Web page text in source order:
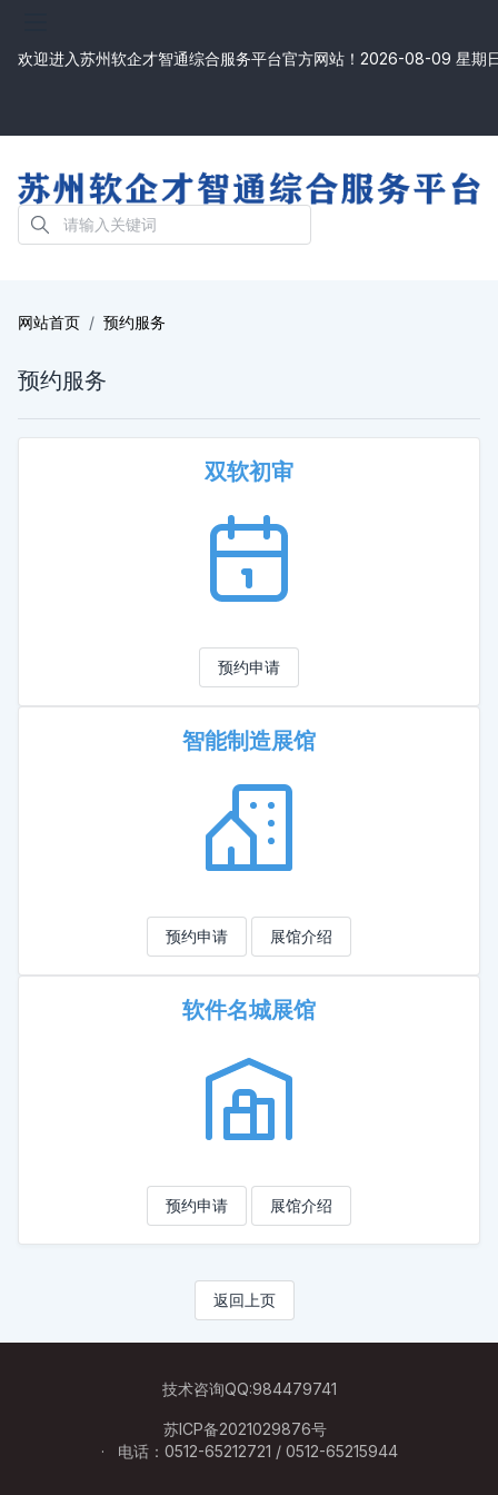
欢迎进入苏州软企才智通综合服务平台官方网站！ 2026-08-09 星期
网站首页 预约服务
预约服务
双软初审
预约申请
智能制造展馆
预约申请 展馆介绍
软件名城展馆
预约申请 展馆介绍
返回上页
技术咨询QQ:984479741
苏ICP备2021029876号
电话：0512-65212721 / 0512-65215944